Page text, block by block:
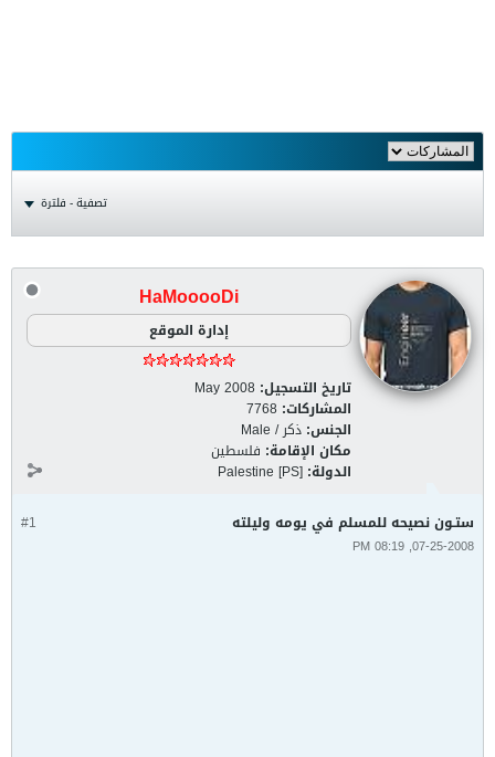
تصفية - فلترة
HaMooooDi
إدارة الموقع
تاريخ التسجيل: May 2008
المشاركات: 7768
الجنس: ذكر / Male
مكان الإقامة: فلسطين
الدولة: Palestine [PS]
#1 ستـون نصيحه للمسلم في يومه وليلته
07-25-2008, 08:19 PM